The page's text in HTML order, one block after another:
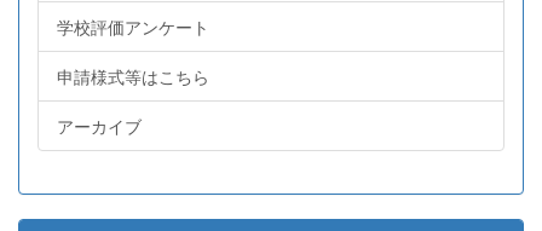
学校評価アンケート
申請様式等はこちら
アーカイブ